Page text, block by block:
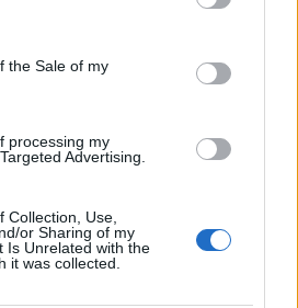
the Sale of my
processing my
Advertising.
Collection, Use,
or Sharing of my
Is Unrelated with the
it was collected.